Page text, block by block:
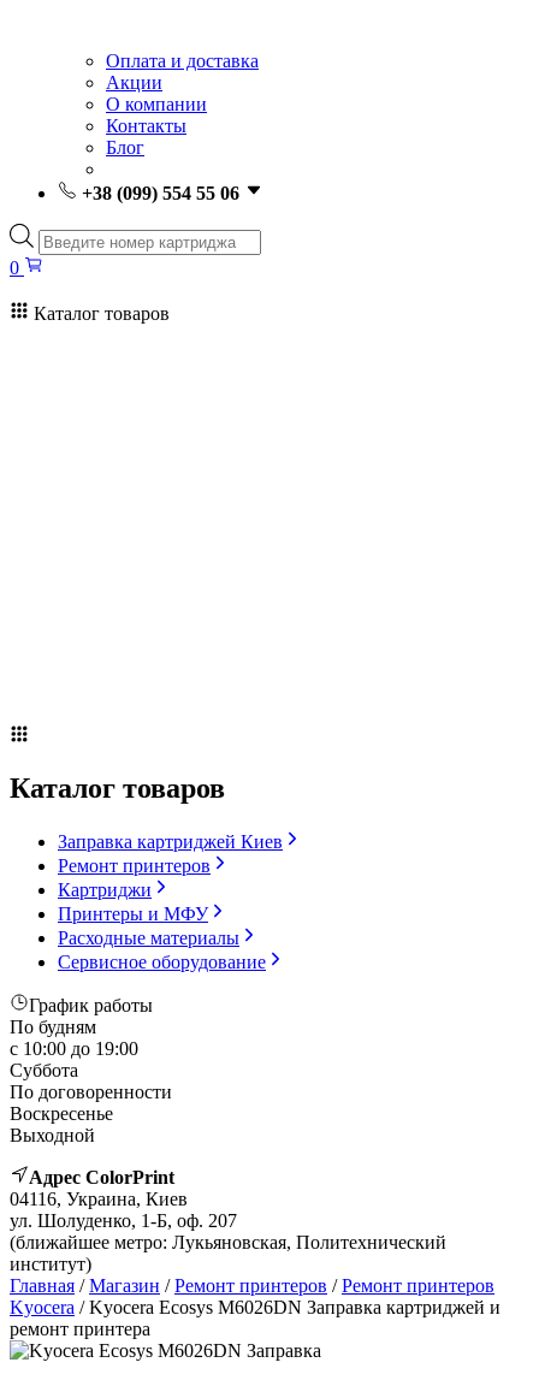
Оплата и доставка
Акции
О компании
Контакты
Блог
+38 (099) 554 55 06
Поиск
товаров
0
Каталог товаров
Каталог товаров
Заправка картриджей Киев
Ремонт принтеров
Картриджи
Принтеры и МФУ
Расходные материалы
Сервисное оборудование
График работы
По будням
с 10:00 до 19:00
Суббота
По договоренности
Воскресенье
Выходной
Адрес ColorPrint
04116, Украина, Киев
ул. Шолуденко, 1-Б, оф. 207
(ближайшее метро: Лукьяновская, Политехнический
институт)
Главная /Магазин /Ремонт принтеров /Ремонт принтеров
Kyocera / Kyocera Ecosys M6026DN Заправка картриджей и
ремонт принтера